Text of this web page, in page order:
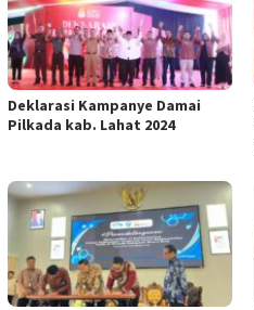
Deklarasi Kampanye Damai
Pilkada kab. Lahat 2024